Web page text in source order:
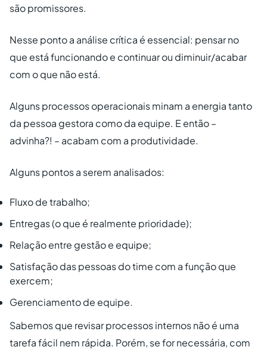
são promissores.
Nesse ponto a análise crítica é essencial: pensar no
que está funcionando e continuar ou diminuir/acabar
com o que não está.
Alguns processos operacionais minam a energia tanto
da pessoa gestora como da equipe. E então –
advinha?! – acabam com a produtividade.
Alguns pontos a serem analisados:
Fluxo de trabalho;
Entregas (o que é realmente prioridade);
Relação entre gestão e equipe;
Satisfação das pessoas do time com a função que
exercem;
Gerenciamento de equipe.
Sabemos que revisar processos internos não é uma
tarefa fácil nem rápida. Porém, se for necessária, com